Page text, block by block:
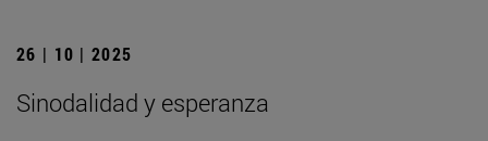
26 | 10 | 2025
Sinodalidad y esperanza